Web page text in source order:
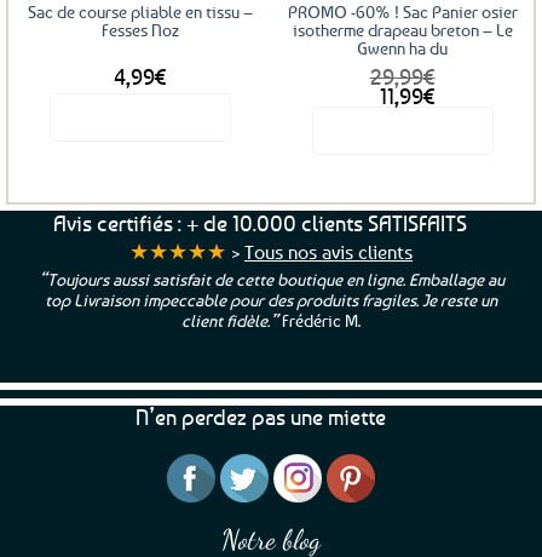
Sac de course pliable en tissu –
Fesses Noz
4,99€
PROMO -60% ! Sac Panier osier
isotherme drapeau breton – Le
Gwenn ha du
29,99€
Le
prix
11,99€
Le
prix
Avis certifiés : + de 10.000 clients SATISFAITS
★★★★★ > Tous nos avis clients
“Toujours aussi satisfait de cette boutique en ligne. Emballage au
top Livraison impeccable pour des produits fragiles. Je reste un
client fidèle.”Frédéric M.
N’en perdez pas une miette
Notre blog